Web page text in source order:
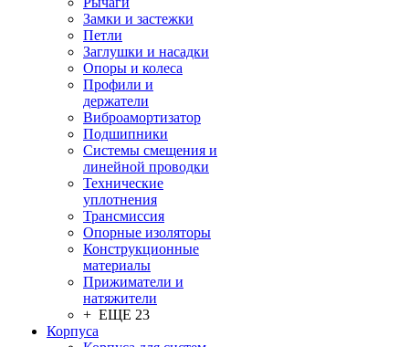
Замки и застежки
Петли
Заглушки и насадки
Опоры и колеса
Профили и
держатели
Виброамортизатор
Подшипники
Системы смещения и
линейной проводки
Технические
уплотнения
Трансмиссия
Опорные изоляторы
Конструкционные
материалы
Прижиматели и
натяжители
+ ЕЩЕ 23
Корпуса